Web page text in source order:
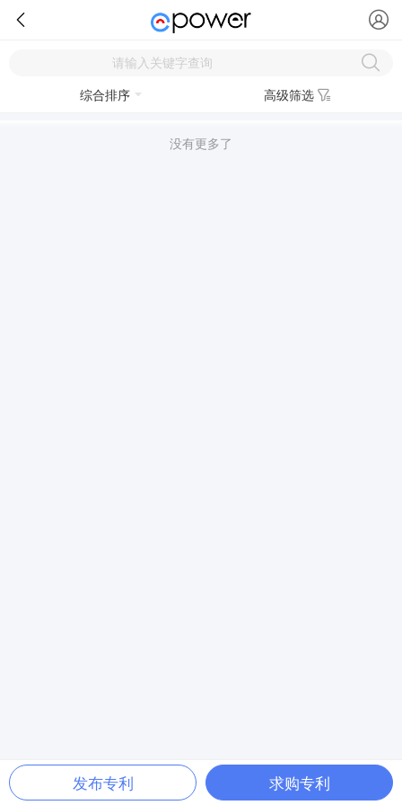
综合排序 高级筛选
没有更多了
发布专利 求购专利